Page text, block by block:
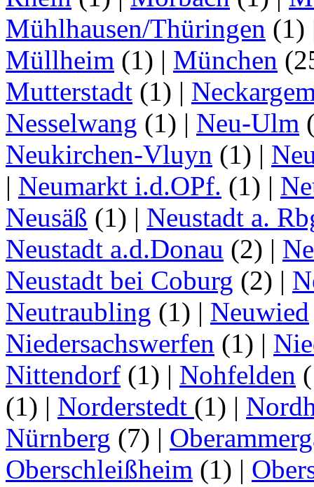
Mühlhausen/Thüringen (1)
Müllheim (1) | München
Mutterstadt (1) |
Nesselwang (1) | Neu-Ulm
Neukirchen-Vluyn (1) |
| Neumarkt i.d.OPf. (1) |
Neusäß (1) | Neustadt a.
Neustadt a.d.Donau (2) |
Neustadt bei Coburg (2) |
Neutraubling (1) | Neuwied
Niedersachswerfen (1) |
Nittendorf (1) | Nohfelden
(1) | Norderstedt (1) |
Nürnberg (7) |
Oberschleißheim (1) |